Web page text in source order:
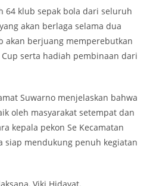
64 klub sepak bola dari seluruh
akan berlaga selama dua
akan berjuang memperebutkan
serta hadiah pembinaan dari
Suwarno menjelaskan bahwa
oleh masyarakat setempat dan
kepala pekon Se Kecamatan
siap mendukung penuh kegiatan